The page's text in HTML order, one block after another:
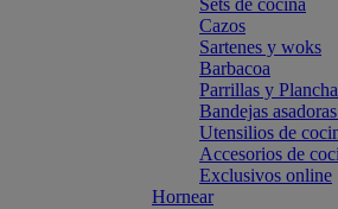
Sets de cocina
Cazos
Sartenes y woks
Barbacoa
Parrillas y
Bandejas
Utensilios de
Accesorios de
Exclusivos online
Hornear